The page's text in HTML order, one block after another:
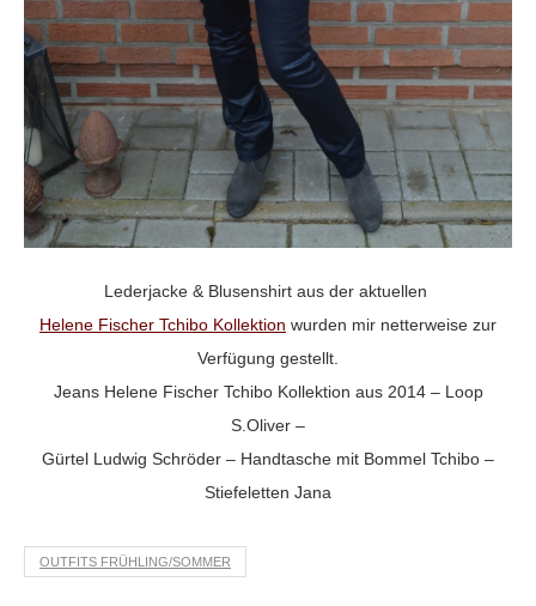
Lederjacke & Blusenshirt aus der aktuellen
Helene Fischer Tchibo Kollektion wurden mir netterweise zur
Verfügung gestellt.
Jeans Helene Fischer Tchibo Kollektion aus 2014 – Loop
S.Oliver –
Gürtel Ludwig Schröder – Handtasche mit Bommel Tchibo –
Stiefeletten Jana
OUTFITS FRÜHLING/SOMMER